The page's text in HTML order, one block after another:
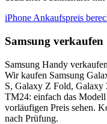
iPhone Ankaufspreis
Samsung verkaufen
Samsung Handy
Wir kaufen Samsung
S, Galaxy Z Fold, Galaxy
TM24: einfach das Modell
vorläufigen Preis sehen.
nach Prüfung.